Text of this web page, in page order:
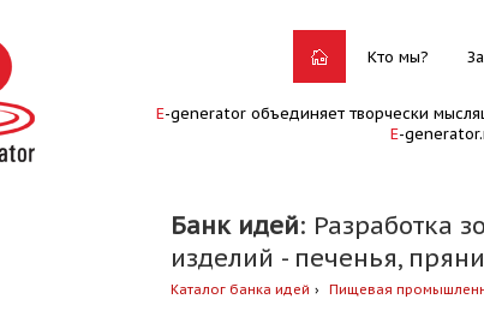
Кто мы?
E-generator объединяет творчески
E-
Банк идей: Разработка
изделий - печенья,
Каталог банка идей Пищевая